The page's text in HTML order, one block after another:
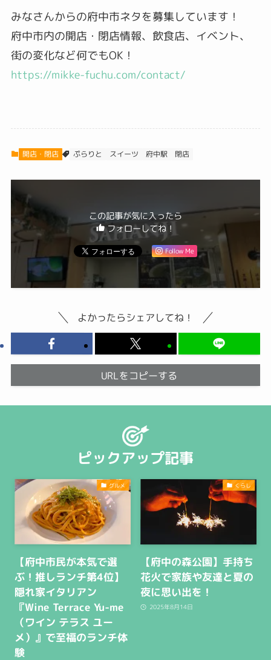
みなさんからの府中市ネタを募集しています！
府中市内の開店・閉店情報、飲食店、イベント、
街の変化など何でもOK！
https://mikke-fuchu.com/contact/
開店・閉店 ぷらりと スイーツ 府中駅 閉店
この記事が気に入ったら
フォローしてね！
Follow Me
よかったらシェアしてね！
URLをコピーする
ピックアップ記事
グルメ
【府中市民が本気で選
ぶ！推しランチ第4位】
隠れ家イタリアン
『Wine Terrace Yu-me
（ワイン テラス ユー
メ）』で至福のランチ体
験
くらし
【府中の森公園】手持ち
花火で家族や友達と夏の
夜に思い出を！
2025年8月14日